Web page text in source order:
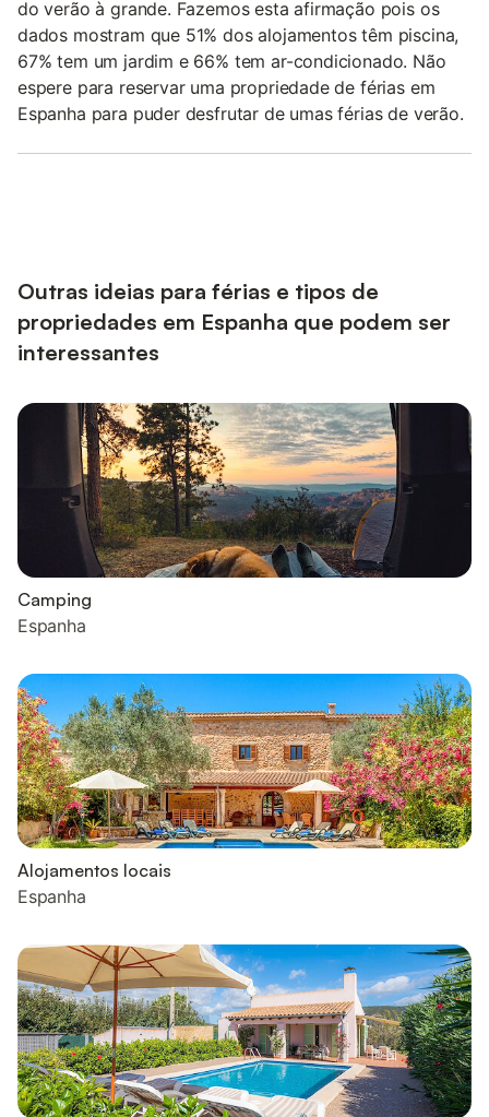
do verão à grande. Fazemos esta afirmação pois os
dados mostram que 51% dos alojamentos têm piscina,
67% tem um jardim e 66% tem ar-condicionado. Não
espere para reservar uma propriedade de férias em
Espanha para puder desfrutar de umas férias de verão.
Outras ideias para férias e tipos de
propriedades em Espanha que podem ser
interessantes
Camping
Espanha
Alojamentos locais
Espanha